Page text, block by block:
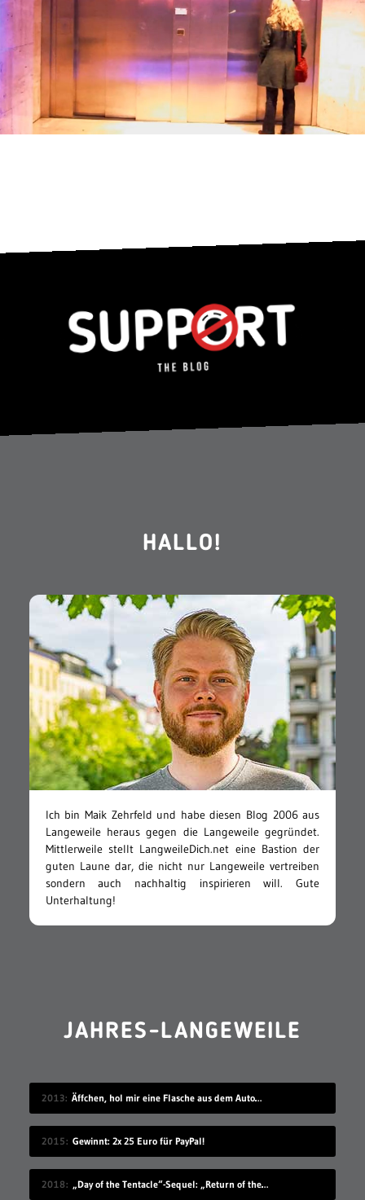
HALLO!
Ich bin Maik Zehrfeld und habe diesen Blog 2006 aus
Langeweile heraus gegen die Langeweile gegründet.
Mittlerweile stellt LangweileDich.net eine Bastion der
guten Laune dar, die nicht nur Langeweile vertreiben
sondern auch nachhaltig inspirieren will. Gute
Unterhaltung!
JAHRES-LANGEWEILE
2013 Äffchen, hol mir eine Flasche aus dem Automaten!
2015 Gewinnt: 2x 25 Euro für PayPal!
2018 „Day of the Tentacle“-Sequel: „Return of the Tentacle“